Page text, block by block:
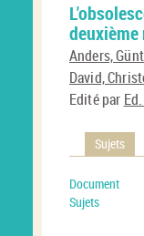
Anders,
David,
Edité par
Sujets
Document
Sujets